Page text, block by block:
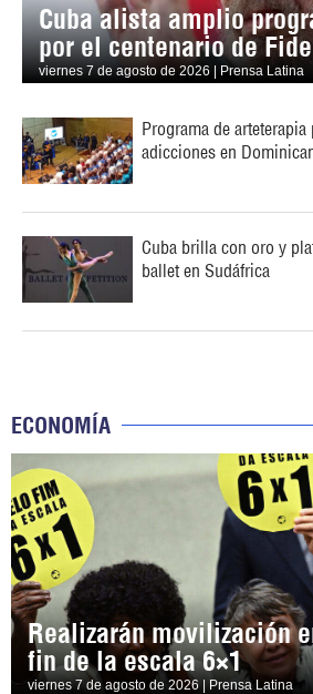
Cuba alista amplio
por el centenario de
viernes 7 de agosto de 2026 | Prensa Latina
Programa de
adicciones en
Cuba brilla con oro y
ballet en Sudáfrica
ECONOMÍA
Realizarán movilización
fin de la escala 6×1
viernes 7 de agosto de 2026 | Prensa Latina